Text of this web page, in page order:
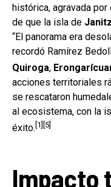
histórica, agravada
de que la isla de
“El panorama era
recordó Ramírez
Quiroga,
acciones territoriales
se rescataron
al ecosistema, con la
éxito. [1][5]
Impacto